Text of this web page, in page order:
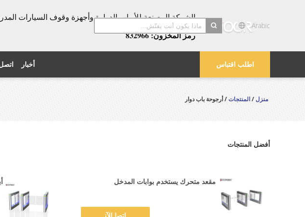
عامًا!
رمز المخزون: 832966
Arabic
اطلب اقتباس اتصل أخبار
منزل/المنتجات/ أرجوحة باب دوار
أفضل المنتجات
مقعد متحرك يستخدم بوابات المدخل